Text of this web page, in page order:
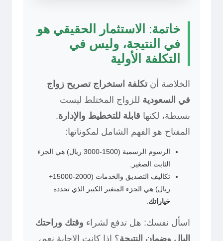
خاتمة: الاستثمار الحقيقي هو
في النتيجة، وليس في
التكلفة الأولية
الخلاصة أن تكلفة استخراج تصريح زواج
في السعودية للزواج المختلط ليست
بسيطة، لكنها قابلة للتخطيط والإدارة.
المفتاح هو الفهم الشامل لمكوناتها:
الرسوم الرسمية (1500-3000 ريال) هي الجزء
الثابت الصغير.
تكاليف التصديق والخدمات (2000-15000+
ريال) هي الجزء المتغير الكبير الذي تحدده
خياراتك
اسأل نفسك: هل تدفع لشراء وقتك وراحتك
البال وضمان النتيجة؟ إذا كانت الإجابة نعم،